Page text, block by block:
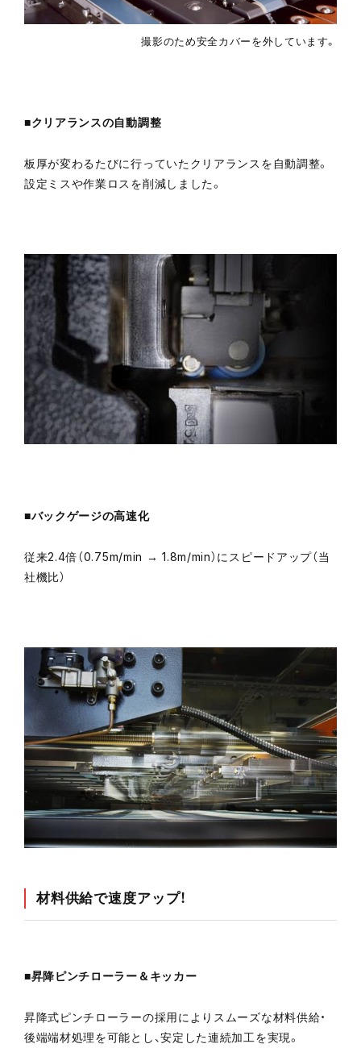
撮影のため安全カバーを外しています。
■クリアランスの自動調整
板厚が変わるたびに行っていたクリアランスを自動調整。
設定ミスや作業ロスを削減しました。
■バックゲージの高速化
従来2.4倍（0.75m/min → 1.8m/min）にスピードアップ（当
社機比）
材料供給で速度アップ！
■昇降ピンチローラー＆キッカー
昇降式ピンチローラーの採用によりスムーズな材料供給・
後端端材処理を可能とし、安定した連続加工を実現。